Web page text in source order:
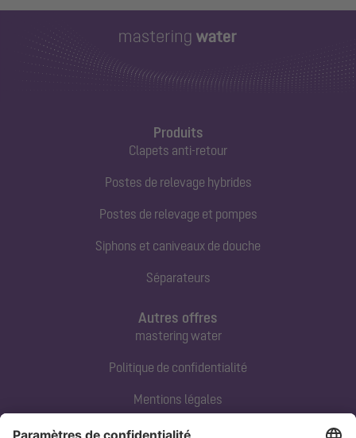
Produits
Clapets anti-retour
Postes de relevage hybrides
Postes de relevage et pompes
Siphons et caniveaux de douche
Séparateurs
Autres offres
mastering water
Politique de confidentialité
Mentions légales